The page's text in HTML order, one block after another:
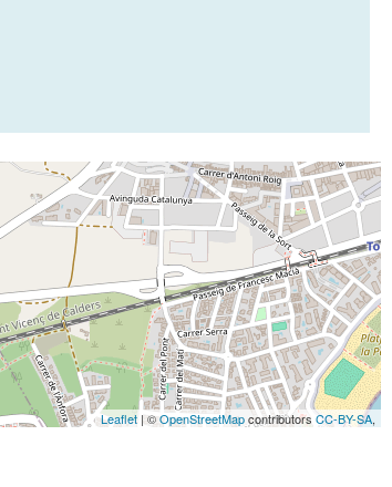
Leaflet | ©OpenStreetMapcontributors CC-BY-SA,